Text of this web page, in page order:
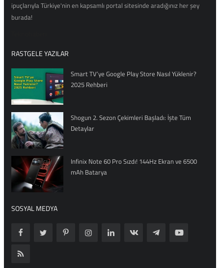
ipuçlarıyla Türkiye'nin en kapsamlı portal sitesinde aradığınız her şey
burada!
RASTGELE YAZILAR
Smart TV’ye Google Play Store Nasıl Yüklenir?
2025 Rehberi
Shogun 2. Sezon Çekimleri Başladı: İşte Tüm
Detaylar
Infinix Note 60 Pro Sızdı! 144Hz Ekran ve 6500
mAh Batarya
SOSYAL MEDYA